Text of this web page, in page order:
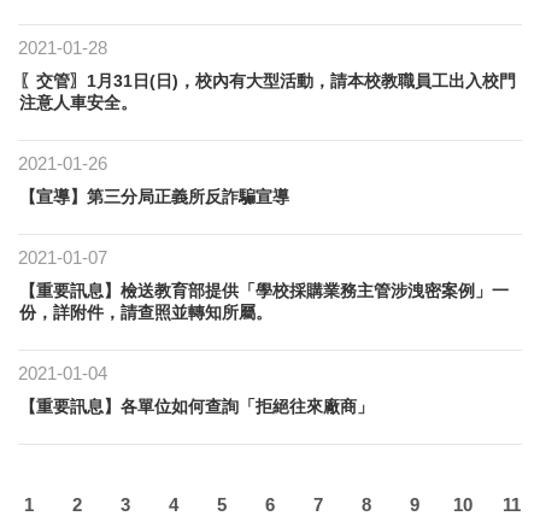
2021-01-28
〖交管〗1月31日(日)，校內有大型活動，請本校教職員工出入校門
注意人車安全。
2021-01-26
【宣導】第三分局正義所反詐騙宣導
2021-01-07
【重要訊息】檢送教育部提供「學校採購業務主管涉洩密案例」一
份，詳附件，請查照並轉知所屬。
2021-01-04
【重要訊息】各單位如何查詢「拒絕往來廠商」
1 2 3 4 5 6 7 8 9 10 11